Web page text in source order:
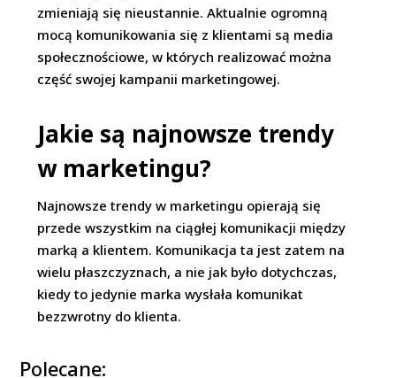
zmieniają się nieustannie. Aktualnie ogromną
mocą komunikowania się z klientami są media
społecznościowe, w których realizować można
część swojej kampanii marketingowej.
Jakie są najnowsze trendy
w marketingu?
Najnowsze trendy w marketingu opierają się
przede wszystkim na ciągłej komunikacji między
marką a klientem. Komunikacja ta jest zatem na
wielu płaszczyznach, a nie jak było dotychczas,
kiedy to jedynie marka wysłała komunikat
bezzwrotny do klienta.
Polecane: